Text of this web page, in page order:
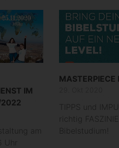
IM
am
Uhr
MASTERPIECE
TIPPS und
richtig
Bibelstudium!